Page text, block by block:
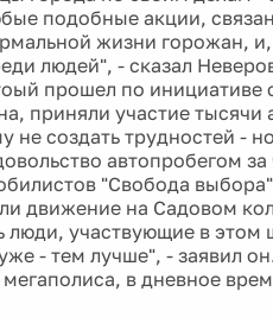
подобные акции,
жизни горожан,
людей", - сказал
прошел по инициативе
приняли участие
не создать трудностей -
автопробегом
"Свобода
движение на Садовом
люди, участвующие в этом
- тем лучше", - заявил
в дневное